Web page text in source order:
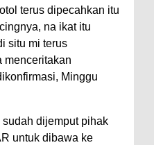
terus dipecahkan itu
na ikat itu
situ mi terus
menceritakan
Minggu
dijemput pihak
untuk dibawa ke